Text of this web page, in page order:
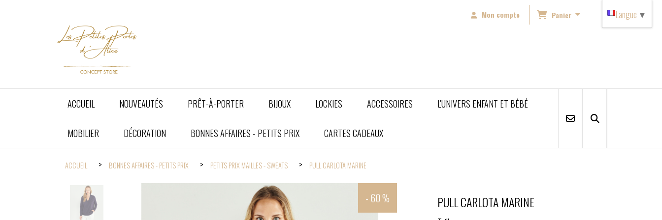
Mon compte Panier
ACCUEIL NOUVEAUTÉS PRÊT-À-PORTER BIJOUX LOCKIES ACCESSOIRES L'UNIVERS ENFANT ET BÉBÉ
MOBILIER DÉCORATION BONNES AFFAIRES - PETITS PRIX CARTES CADEAUX
ACCUEIL BONNES AFFAIRES - PETITS PRIX PETITS PRIX MAILLES - SWEATS PULL CARLOTA MARINE
- 60 % PULL CARLOTA MARINE
Langue ▼